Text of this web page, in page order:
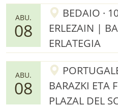
ABU.
08
BEDAIO ·
ERLEZAIN |
ERLATEGIA
ABU.
08
BARAZKI ETA
PLAZAL DEL